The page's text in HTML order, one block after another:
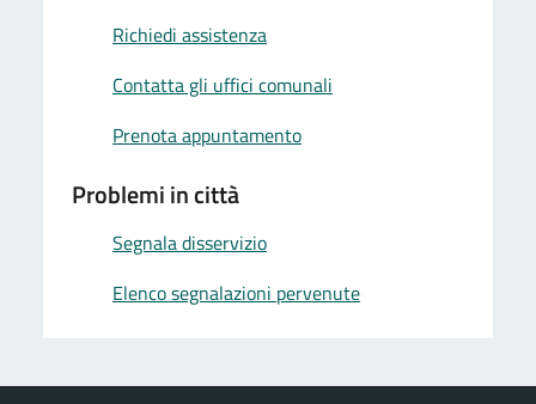
Richiedi assistenza
Contatta gli uffici comunali
Prenota appuntamento
Problemi in città
Segnala disservizio
Elenco segnalazioni pervenute